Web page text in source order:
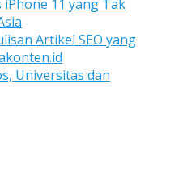
11 yang Tak
Artikel SEO yang
Universitas dan